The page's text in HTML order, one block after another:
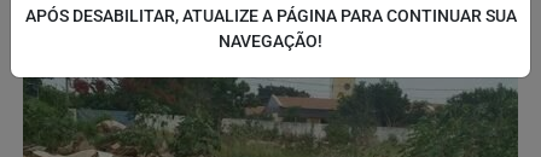
APÓS DESABILITAR, ATUALIZE A PÁGINA PARA CONTINUAR SUA
NAVEGAÇÃO!